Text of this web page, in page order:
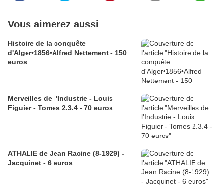
Vous aimerez aussi
Histoire de la conquête
d'Alger•1856•Alfred Nettement - 150
euros
Merveilles de l'Industrie - Louis
Figuier - Tomes 2.3.4 - 70 euros
ATHALIE de Jean Racine (8-1929) -
Jacquinet - 6 euros